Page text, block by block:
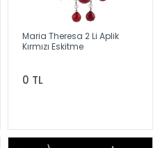
Maria Theresa 2 Li Aplik
Kırmızı Eskitme
0 TL